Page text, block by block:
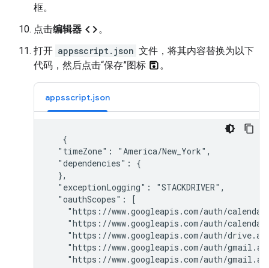
框。
点击编辑器 code。
打开 appsscript.json 文件，将其内容替换为以下
代码，然后点击“保存”图标
。
appsscript.json
   {
  "timeZone": "America/New_York",
  "dependencies": {
  },
  "exceptionLogging": "STACKDRIVER",
  "oauthScopes": [
"https://www.googleapis.com/auth/
"https://www.googleapis.com/auth/
"https://www.googleapis.com/auth/
"https://www.googleapis.com/auth/
"https://www.googleapis.com/auth/